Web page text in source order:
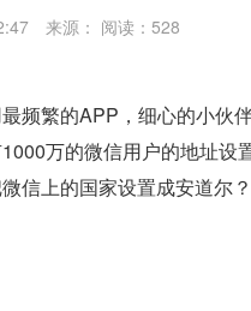
来源： 阅读：528
频繁的APP，细心的小伙
万的微信用户的地址设